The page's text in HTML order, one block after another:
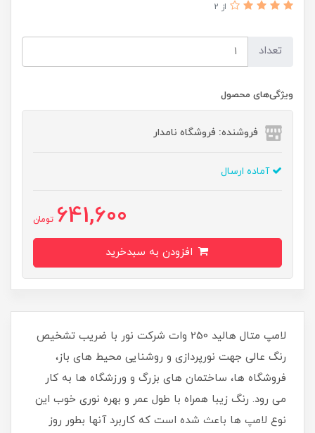
از 2
تعداد
ویژگی‌های محصول
فروشنده: فروشگاه نامدار
آماده ارسال
641,600 تومان
لامپ متال هالید 250 وات شرکت نور با ضریب تشخیص
رنگ عالی جهت نورپردازی و روشنایی محیط های باز،
فروشگاه ها، ساختمان های بزرگ و ورزشگاه ها به کار
می رود. رنگ زیبا همراه با طول عمر و بهره نوری خوب این
نوع لامپ ها باعث شده است که کاربرد آنها بطور روز